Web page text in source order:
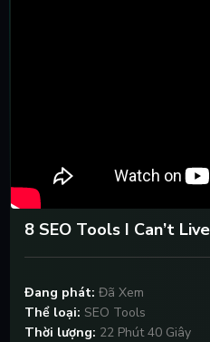
8 SEO Tools I Can’t
Đang phát: Đã Xem
Thể loại: SEO Tools
Thời lượng: 22 Phút 40 Giây